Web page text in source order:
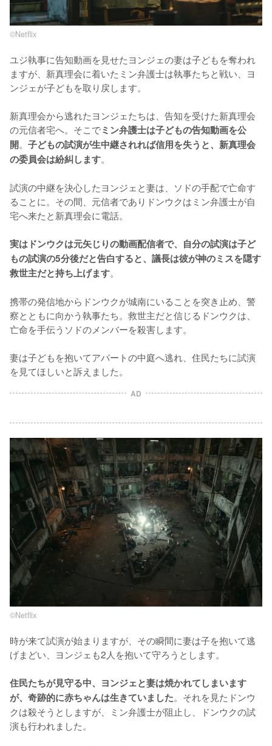
©︎Netflix
ユジ執事に告知動画を見せたヨンジェの妻は子どもを奪われ
ますが、新真理会に着いたミン弁護士は執事たちと戦い、ヨ
ンジェが子どもを取り戻します。
新真理会から逃れたヨンジェたちは、告知を受けた新真理会
の元信者宅へ。そこでミン弁護士は子どもの告知動画を公
開。 子どもの試演が生中継されれば信用を失うと、新真理会
の委員会は紛糾します。
試演の中継を決心したヨンジェと妻は、ソドの手配で亡命す
ることに。その間、元信者でありドンウクはミン弁護士が自
宅へ来たと新真理会に電話。
実はドンウクは元矢じりの動画配信者で、自分の試演は子ど
もの試演の5分後だと告白すると、議長は彼が神のミスを隠す
救世主だと持ち上げます。
携帯の発信地からドンウクが城南にいることを突き止め、警
察とともに向かう執事たち。救世主だと信じるドンウクは、
亡命を手伝うソドのメンバーを殺害します。
妻は子どもを抱いてアパートの中庭へ逃れ、住民たちに試演
を見てほしいと訴えました。
AD
©︎Netflix
時が来て試演が始まりますが、その瞬間に妻は子を抱いて逃
げまどい、ヨンジェも2人を抱いて守ろうとします。
住民たちが見守る中、ヨンジェと妻は焼かれてしまいます
が、奇跡的に赤ちゃんは生きていました。それを見たドンウ
クは殺そうとしますが、ミン弁護士が阻止し、ドンウクの試
演も行われました。